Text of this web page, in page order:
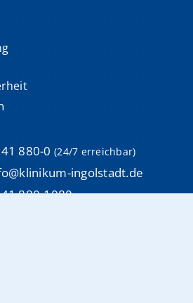
880-0 (24/7 erreichbar)
ingolstadt.de
880-1080